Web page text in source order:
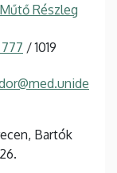
Részleg
777 / 1019
Bartók